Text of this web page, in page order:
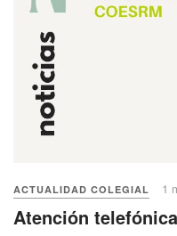
ACTUALIDAD COLEGIAL 1
Atención